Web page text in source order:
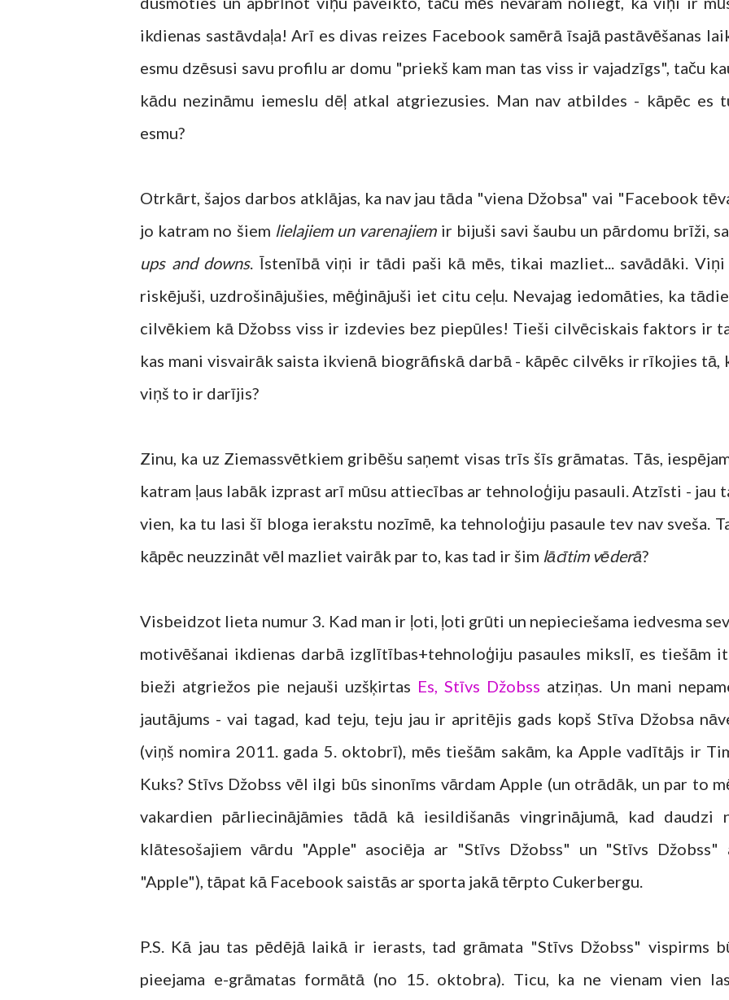
ikdienas sastāvdaļa! Arī es divas reizes Facebook samērā īsajā pastāvēšanas
esmu dzēsusi savu profilu ar domu "priekš kam man tas viss ir vajadzīgs", taču
kādu nezināmu iemeslu dēļ atkal atgriezusies. Man nav atbildes - kāpēc es
esmu?
Otrkārt, šajos darbos atklājas, ka nav jau tāda "viena Džobsa" vai "Facebook
jo katram no šiem lielajiem un varenajiemir bijuši savi šaubu un pārdomu brīži,
ups and downs. Īstenībā viņi ir tādi paši kā mēs, tikai mazliet... savādāki.
riskējuši, uzdrošinājušies, mēģinājuši iet citu ceļu. Nevajag iedomāties, ka
cilvēkiem kā Džobss viss ir izdevies bez piepūles! Tieši cilvēciskais faktors ir
kas mani visvairāk saista ikvienā biogrāfiskā darbā - kāpēc cilvēks ir rīkojies tā,
viņš to ir darījis?
Zinu, ka uz Ziemassvētkiem gribēšu saņemt visas trīs šīs grāmatas. Tās,
katram ļaus labāk izprast arī mūsu attiecības ar tehnoloģiju pasauli. Atzīsti - jau
vien, ka tu lasi šī bloga ierakstu nozīmē, ka tehnoloģiju pasaule tev nav sveša.
kāpēc neuzzināt vēl mazliet vairāk par to, kas tad ir šim lācītim vēderā?
Visbeidzot lieta numur 3. Kad man ir ļoti, ļoti grūti un nepieciešama iedvesma
motivēšanai ikdienas darbā izglītības+tehnoloģiju pasaules mikslī, es tiešām
bieži atgriežos pie nejauši uzšķirtas Es, Stīvs Džobss atziņas. Un mani
jautājums - vai tagad, kad teju, teju jau ir apritējis gads kopš Stīva Džobsa
(viņš nomira 2011. gada 5. oktobrī), mēs tiešām sakām, ka Apple vadītājs ir
Kuks? Stīvs Džobss vēl ilgi būs sinonīms vārdam Apple (un otrādāk, un par to
vakardien pārliecinājāmies tādā kā iesildišanās vingrinājumā, kad daudzi
klātesošajiem vārdu "Apple" asociēja ar "Stīvs Džobss" un "Stīvs Džobss"
"Apple"), tāpat kā Facebook saistās ar sporta jakā tērpto Cukerbergu.
P.S. Kā jau tas pēdējā laikā ir ierasts, tad grāmata "Stīvs Džobss" vispirms
pieejama e-grāmatas formātā (no 15. oktobra). Ticu, ka ne vienam vien